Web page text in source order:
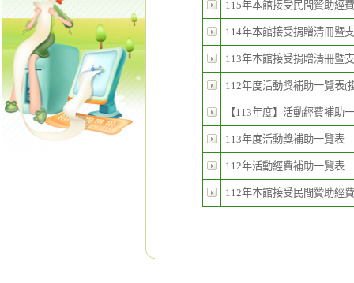
115年本館接受民間贊助經
114年本館接受捐贈清冊暨
113年本館接受捐贈清冊暨
112年度活動獎補助一覽表(
【113年度】活動經費補助
113年度活動獎補助一覽表
112年活動經費補助一覽表
112年本館接受民間贊助經